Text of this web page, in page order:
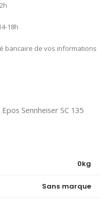
18h
bancaire de vos informations
Sennheiser SC 135
0kg
Sans marque